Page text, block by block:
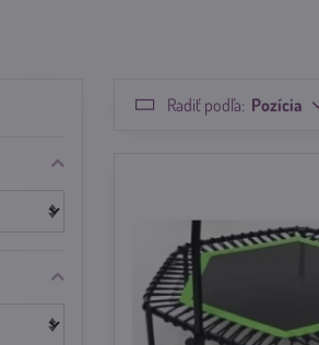
Radiť podľa: Pozícia